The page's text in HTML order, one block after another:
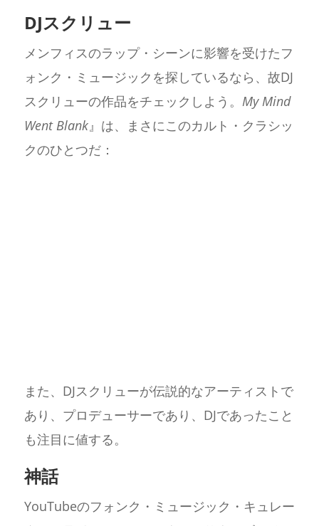
DJスクリュー
メンフィスのラップ・シーンに影響を受けたフ
ォンク・ミュージックを探しているなら、故DJ
スクリューの作品をチェックしよう。 My Mind
Went Blank』は、まさにこのカルト・クラシッ
クのひとつだ：
また、DJスクリューが伝説的なアーティストで
あり、プロデューサーであり、DJであったこと
も注目に値する。
神話
YouTubeのフォンク・ミュージック・キュレー